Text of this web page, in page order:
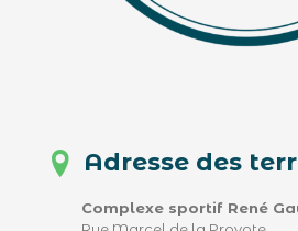
Adresse des
Complexe sportif René